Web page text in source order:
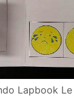
Lapbook